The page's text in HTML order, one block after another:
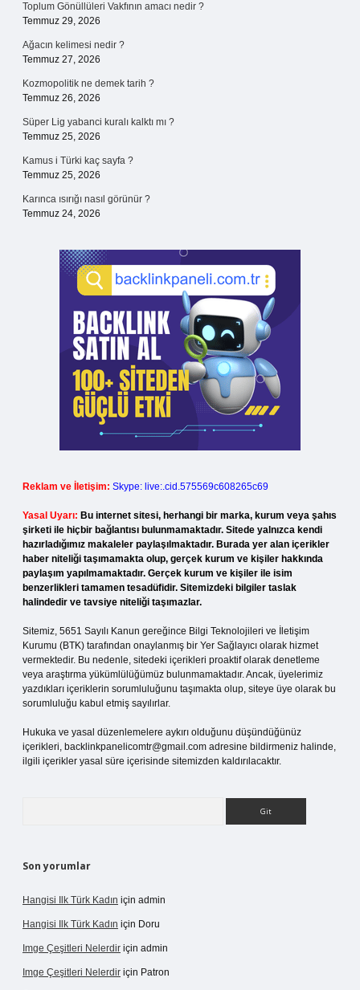
Toplum Gönüllüleri Vakfının amacı nedir ?
Temmuz 29, 2026
Ağacın kelimesi nedir ?
Temmuz 27, 2026
Kozmopolitik ne demek tarih ?
Temmuz 26, 2026
Süper Lig yabanci kuralı kalktı mı ?
Temmuz 25, 2026
Kamus i Türki kaç sayfa ?
Temmuz 25, 2026
Karınca ısırığı nasıl görünür ?
Temmuz 24, 2026
Reklam ve İletişim: Skype: live:.cid.575569c608265c69
Yasal Uyarı: Bu internet sitesi, herhangi bir marka, kurum veya şahıs
şirketi ile hiçbir bağlantısı bulunmamaktadır. Sitede yalnızca kendi
hazırladığımız makaleler paylaşılmaktadır. Burada yer alan içerikler
haber niteliği taşımamakta olup, gerçek kurum ve kişiler hakkında
paylaşım yapılmamaktadır. Gerçek kurum ve kişiler ile isim
benzerlikleri tamamen tesadüfidir. Sitemizdeki bilgiler taslak
halindedir ve tavsiye niteliği taşımazlar.
Sitemiz, 5651 Sayılı Kanun gereğince Bilgi Teknolojileri ve İletişim
Kurumu (BTK) tarafından onaylanmış bir Yer Sağlayıcı olarak hizmet
vermektedir. Bu nedenle, sitedeki içerikleri proaktif olarak denetleme
veya araştırma yükümlülüğümüz bulunmamaktadır. Ancak, üyelerimiz
yazdıkları içeriklerin sorumluluğunu taşımakta olup, siteye üye olarak bu
sorumluluğu kabul etmiş sayılırlar.
Hukuka ve yasal düzenlemelere aykırı olduğunu düşündüğünüz
içerikleri, backlinkpanelicomtr@gmail.com adresine bildirmeniz halinde,
ilgili içerikler yasal süre içerisinde sitemizden kaldırılacaktır.
Son yorumlar
Hangisi Ilk Türk Kadın için admin
Hangisi Ilk Türk Kadın için Doru
Imge Çeşitleri Nelerdir için admin
Imge Çeşitleri Nelerdir için Patron